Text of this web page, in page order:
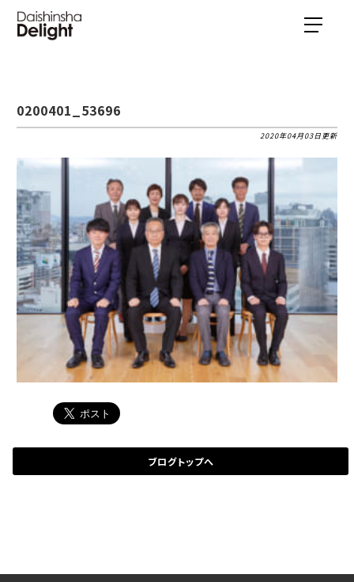
0200401_53696
2020年04月03日更新
ブログトップへ